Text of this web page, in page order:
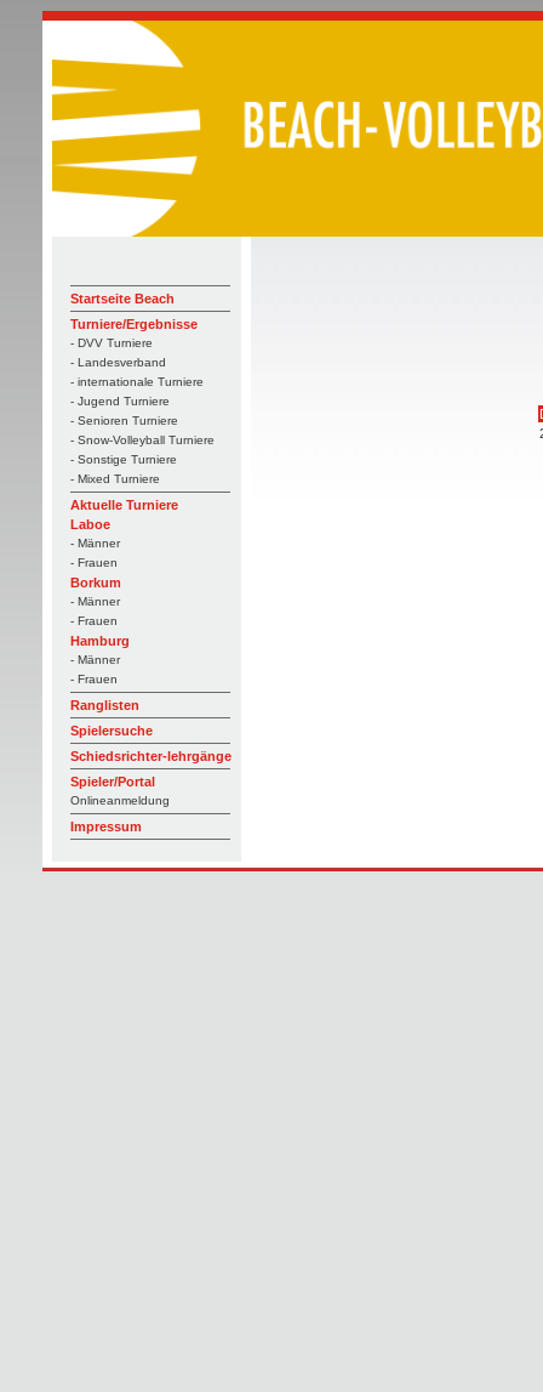
Startseite Beach
Turniere/Ergebnisse
- DVV Turniere
- Landesverband
- internationale Turniere
- Jugend Turniere
- Senioren Turniere
- Snow-Volleyball Turniere
- Sonstige Turniere
- Mixed Turniere
Aktuelle Turniere
Laboe
- Männer
- Frauen
Borkum
- Männer
- Frauen
Hamburg
- Männer
- Frauen
Ranglisten
Spielersuche
Schiedsrichter-lehrgänge
Spieler/Portal
Onlineanmeldung
Impressum